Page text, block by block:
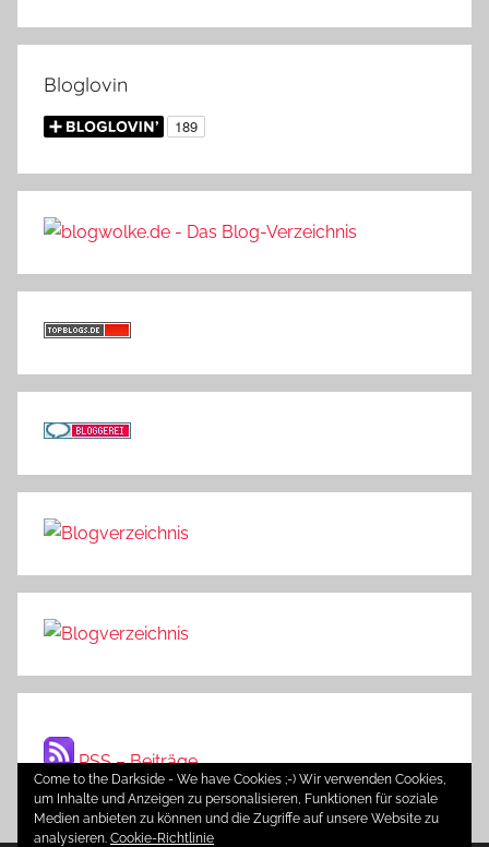
Bloglovin
RSS – Beiträge
Come to the Darkside - We have Cookies ;-) Wir verwenden Cookies,
um Inhalte und Anzeigen zu personalisieren, Funktionen für soziale
Medien anbieten zu können und die Zugriffe auf unsere Website zu
analysieren. Cookie-Richtlinie